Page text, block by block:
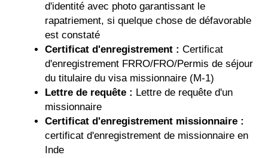
d'identité avec photo garantissant le
rapatriement, si quelque chose de défavorable
est constaté
Certificat d'enregistrement : Certificat
d'enregistrement FRRO/FRO/Permis de séjour
du titulaire du visa missionnaire (M-1)
Lettre de requête : Lettre de requête d'un
missionnaire
Certificat d'enregistrement missionnaire :
certificat d'enregistrement de missionnaire en
Inde